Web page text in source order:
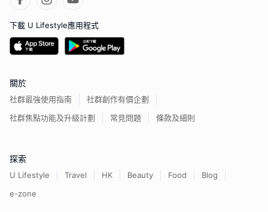
下載 U Lifestyle應用程式
關於
社群最強使用指南
社群創作有價企劃
社群焦點功能及升級計劃
常見問題 條款及細則
探索
U Lifestyle Travel HK Beauty Food
Blog
e-zone